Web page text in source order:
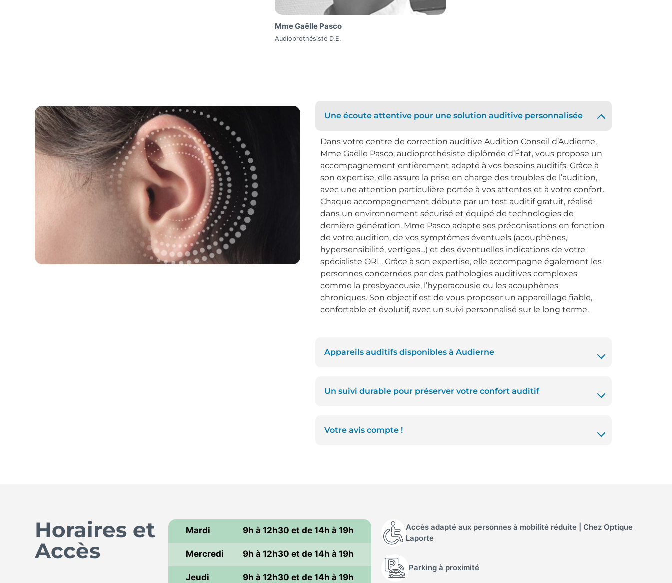
Mme Gaëlle Pasco
Audioprothésiste D.E.
Une écoute attentive pour une solution auditive personnalisée
Dans votre centre de correction auditive Audition Conseil d’Audierne,
Mme Gaëlle Pasco, audioprothésiste diplômée d’État, vous propose un
accompagnement entièrement adapté à vos besoins auditifs. Grâce à
son expertise, elle assure la prise en charge des troubles de l’audition,
avec une attention particulière portée à vos attentes et à votre confort.
Chaque accompagnement débute par un test auditif gratuit, réalisé
dans un environnement sécurisé et équipé de technologies de
dernière génération. Mme Pasco adapte ses préconisations en fonction
de votre audition, de vos symptômes éventuels (acouphènes,
hypersensibilité, vertiges…) et des éventuelles indications de votre
spécialiste ORL. Grâce à son expertise, elle accompagne également les
personnes concernées par des pathologies auditives complexes
comme la presbyacousie, l’hyperacousie ou les acouphènes
chroniques. Son objectif est de vous proposer un appareillage fiable,
confortable et évolutif, avec un suivi personnalisé sur le long terme.
Appareils auditifs disponibles à Audierne
Un suivi durable pour préserver votre confort auditif
Votre avis compte !
Horaires et
Accès
Mardi 9h à 12h30 et de 14h à 19h
Mercredi 9h à 12h30 et de 14h à 19h
Jeudi 9h à 12h30 et de 14h à 19h
Accès adapté aux personnes à mobilité réduite | Chez Optique
Laporte
Parking à proximité